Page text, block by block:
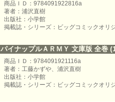
商品ＩＤ：9784091922816a
著者：浦沢直樹
出版社：小学館
掲載誌・シリーズ：ビッグコミックオリ
パイナップルＡＲＭＹ 文庫版 全巻
商品ＩＤ：9784091921116a
著者：工藤かずや、浦沢直樹
出版社：小学館
掲載誌・シリーズ：ビッグコミックオリ